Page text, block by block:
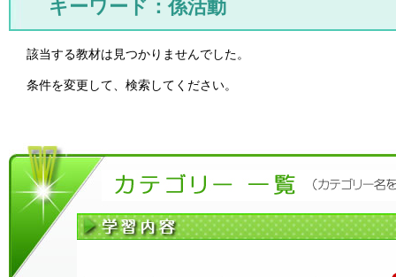
キーワード：係活動
該当する教材は見つかりませんでした。
条件を変更して、検索してください。